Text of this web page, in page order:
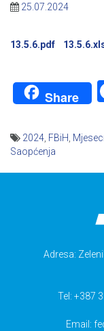
25.07.2024
13.5.6.pdf
Share
2024 FBiH
Saopćenja
Adresa:
Tel: +387
Email: